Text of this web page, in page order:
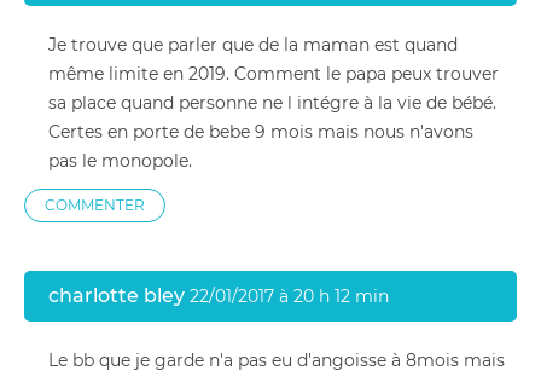
Je trouve que parler que de la maman est quand
même limite en 2019. Comment le papa peux trouver
sa place quand personne ne l intégre à la vie de bébé.
Certes en porte de bebe 9 mois mais nous n'avons
pas le monopole.
COMMENTER
charlotte bley 22/01/2017 à 20 h 12 min
Le bb que je garde n'a pas eu d'angoisse à 8mois mais